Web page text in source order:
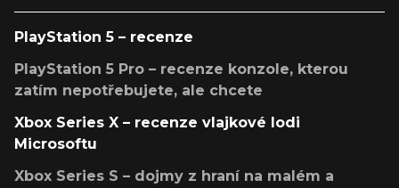
PlayStation 5 – recenze
PlayStation 5 Pro – recenze konzole, kterou
zatím nepotřebujete, ale chcete
Xbox Series X – recenze vlajkové lodi
Microsoftu
Xbox Series S – dojmy z hraní na malém a